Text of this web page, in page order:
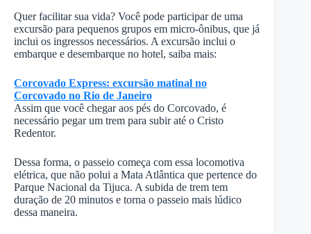
Quer facilitar sua vida? Você pode participar de uma
excursão para pequenos grupos em micro-ônibus, que já
inclui os ingressos necessários. A excursão inclui o
embarque e desembarque no hotel, saiba mais:
Corcovado Express: excursão matinal no
Corcovado no Rio de Janeiro
Assim que você chegar aos pés do Corcovado, é
necessário pegar um trem para subir até o Cristo
Redentor.
Dessa forma, o passeio começa com essa locomotiva
elétrica, que não polui a Mata Atlântica que pertence do
Parque Nacional da Tijuca. A subida de trem tem
duração de 20 minutos e torna o passeio mais lúdico
dessa maneira.